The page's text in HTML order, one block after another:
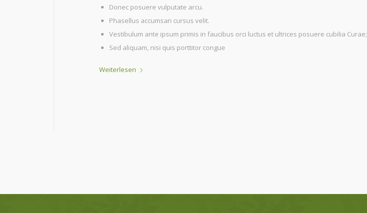
Donec posuere vulputate arcu.
Phasellus accumsan cursus velit.
Vestibulum ante ipsum primis in faucibus orci luctus et ultrices posuere cubilia Curae;
Sed aliquam, nisi quis porttitor congue
Weiterlesen